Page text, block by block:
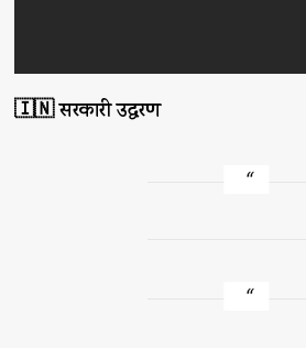
🇮🇳 सरकारी उद्धरण